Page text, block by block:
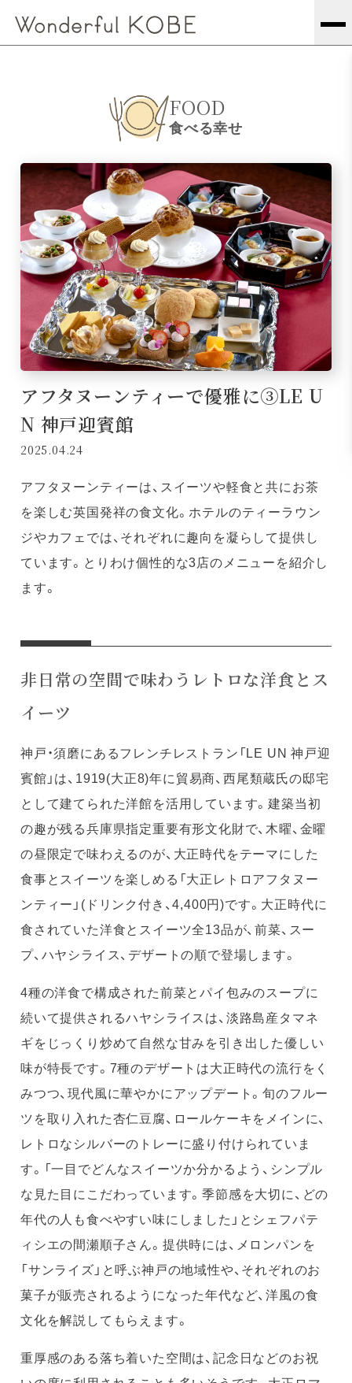
FOOD
食べる幸せ
アフタヌーンティーで優雅に③LE U
N 神戸迎賓館
2025.04.24
アフタヌーンティーは、スイーツや軽食と共にお茶
を楽しむ英国発祥の食文化。ホテルのティーラウン
ジやカフェでは、それぞれに趣向を凝らして提供し
ています。とりわけ個性的な3店のメニューを紹介し
ます。
非日常の空間で味わうレトロな洋食とス
イーツ
神戸・須磨にあるフレンチレストラン「LE UN 神戸迎
賓館」は、1919(大正8)年に貿易商、西尾類蔵氏の邸宅
として建てられた洋館を活用しています。建築当初
の趣が残る兵庫県指定重要有形文化財で、木曜、金曜
の昼限定で味わえるのが、大正時代をテーマにした
食事とスイーツを楽しめる「大正レトロアフタヌー
ンティー」(ドリンク付き、4,400円)です。大正時代に
食されていた洋食とスイーツ全13品が、前菜、スー
プ、ハヤシライス、デザートの順で登場します。
4種の洋食で構成された前菜とパイ包みのスープに
続いて提供されるハヤシライスは、淡路島産タマネ
ギをじっくり炒めて自然な甘みを引き出した優しい
味が特長です。7種のデザートは大正時代の流行をく
みつつ、現代風に華やかにアップデート。旬のフルー
ツを取り入れた杏仁豆腐、ロールケーキをメインに、
レトロなシルバーのトレーに盛り付けられていま
す。「一目でどんなスイーツか分かるよう、シンプル
な見た目にこだわっています。季節感を大切に、どの
年代の人も食べやすい味にしました」とシェフパテ
ィシエの間瀬順子さん。提供時には、メロンパンを
「サンライズ」と呼ぶ神戸の地域性や、それぞれのお
菓子が販売されるようになった年代など、洋風の食
文化を解説してもらえます。
重厚感のある落ち着いた空間は、記念日などのお祝